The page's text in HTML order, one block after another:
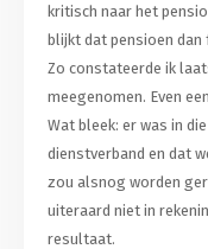
kritisch naar het
blijkt dat pensioen dan
Zo constateerde ik
meegenomen. Even
Wat bleek: er was in
dienstverband en dat
zou alsnog worden
uiteraard niet in
resultaat.